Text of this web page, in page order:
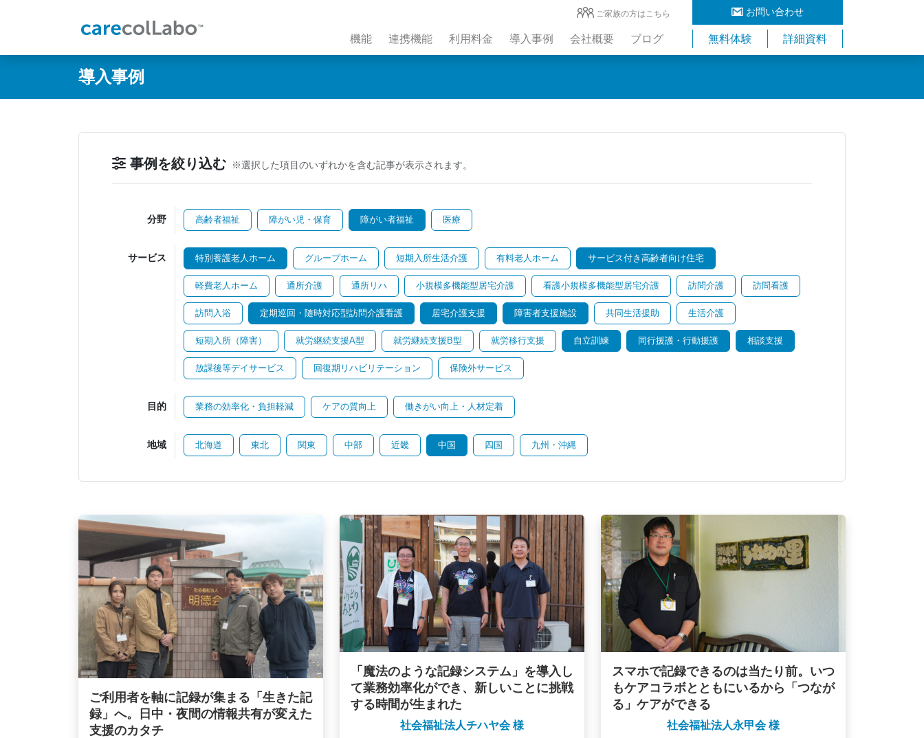
お問い合わせ
ご家族の方はこちら
機能 連携機能 利用料金 導入事例 会社概要 ブログ 無料体験 詳細資料
導入事例
事例を絞り込む ※選択した項目のいずれかを含む記事が表示されます。
分野 高齢者福祉 障がい児・保育 障がい者福祉 医療
サービス 特別養護老人ホーム グループホーム 短期入所生活介護 有料老人ホーム サービス付き高齢者向け住宅
軽費老人ホーム 通所介護 通所リハ 小規模多機能型居宅介護 看護小規模多機能型居宅介護 訪問介護 訪問看護
訪問入浴 定期巡回・随時対応型訪問介護看護 居宅介護支援 障害者支援施設 共同生活援助 生活介護
短期入所（障害） 就労継続支援A型 就労継続支援B型 就労移行支援 自立訓練 同行援護・行動援護 相談支援
放課後等デイサービス 回復期リハビリテーション 保険外サービス
目的 業務の効率化・負担軽減 ケアの質向上 働きがい向上・人材定着
地域 北海道 東北 関東 中部 近畿 中国 四国 九州・沖縄
ご利用者を軸に記録が集まる「生きた記
録」へ。日中・夜間の情報共有が変えた
支援のカタチ
「魔法のような記録システム」を導入し
て業務効率化ができ、新しいことに挑戦
する時間が生まれた
社会福祉法人チハヤ会 様
スマホで記録できるのは当たり前。いつ
もケアコラボとともにいるから「つなが
る」ケアができる
社会福祉法人永甲会 様